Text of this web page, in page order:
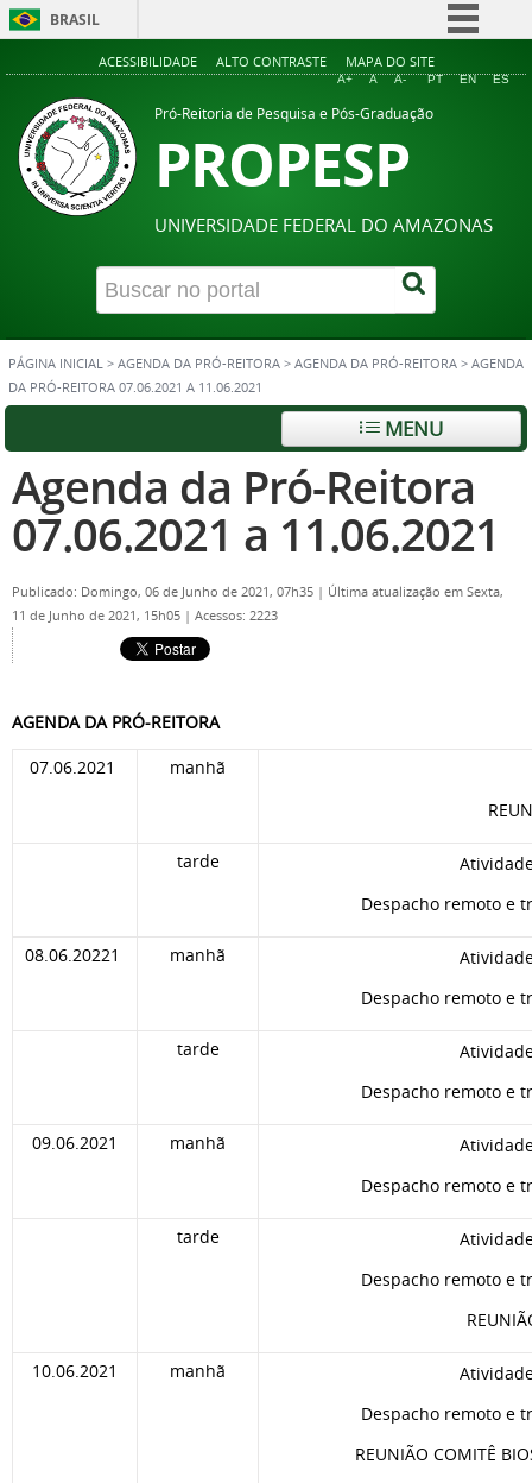
BRASIL
Simplifique!
Acesso à informação
ACESSIBILIDADE ALTO CONTRASTE MAPA DO SITE
A+ A A- PT EN ES
Pró-Reitoria de Pesquisa e Pós-Graduação
PROPESP
UNIVERSIDADE FEDERAL DO AMAZONAS
PÁGINA INICIAL > AGENDA DA PRÓ-REITORA > AGENDA DA PRÓ-REITORA > AGENDA
DA PRÓ-REITORA 07.06.2021 A 11.06.2021
MENU
Agenda da Pró-Reitora
07.06.2021 a 11.06.2021
Publicado: Domingo, 06 de Junho de 2021, 07h35 | Última atualização em Sexta,
11 de Junho de 2021, 15h05 | Acessos: 2223
AGENDA DA PRÓ-REITORA
07.06.2021
manhã
tarde
Despacho remoto e
08.06.20221 manhã
Despacho remoto e
tarde
Despacho remoto e
09.06.2021 manhã
Despacho remoto e
tarde
Despacho remoto e
10.06.2021 manhã
Despacho remoto e
REUNIÃO COMITÊ